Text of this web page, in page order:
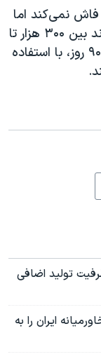
نمی‌کند اما
تخمین زده می‌شود که این شرکت می‌تواند بین ۳۰۰ هزار تا
۵۰۰ هزار بشکه در روز، و فقط برای ۶۰ تا ۹۰ روز، با استفاده
تولید اضافی
ایران را به